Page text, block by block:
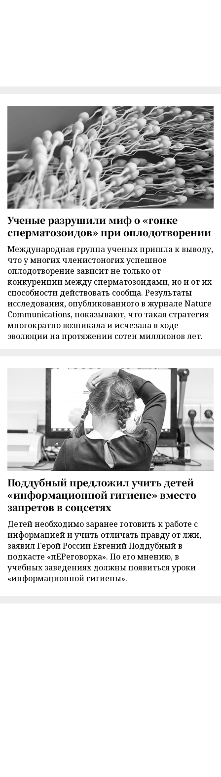
Ученые разрушили миф о «гонке
сперматозоидов» при оплодотворении
Международная группа ученых пришла к выводу,
что у многих членистоногих успешное
оплодотворение зависит не только от
конкуренции между сперматозоидами, но и от их
способности действовать сообща. Результаты
исследования, опубликованного в журнале Nature
Communications, показывают, что такая стратегия
многократно возникала и исчезала в ходе
эволюции на протяжении сотен миллионов лет.
Поддубный предложил учить детей
«информационной гигиене» вместо
запретов в соцсетях
Детей необходимо заранее готовить к работе с
информацией и учить отличать правду от лжи,
заявил Герой России Евгений Поддубный в
подкасте «пЕРеговорка». По его мнению, в
учебных заведениях должны появиться уроки
«информационной гигиены».